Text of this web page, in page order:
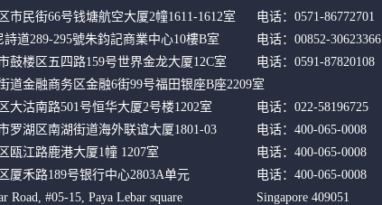
市民街66号钱塘航空大厦2幢1611-1612室
电话：0571-86772701
道289-295號朱鈞記商業中心10樓B室
电话：00852-30623366
鼓楼区五四路159号世界金龙大厦12C室
电话：0591-87820108
道金融商务区金融6街99号福田银座B座2209室
电话：0579-85268401
大沽南路501号恒华大厦2号楼1202室
电话：022-58196725
罗湖区南湖街道海外联谊大厦1801-03
电话：400-065-0008
瓯江路鹿港大厦1幢 1207室
电话：400-065-0008
厦禾路189号银行中心2803A单元
电话：400-065-0008
Road, #05-15, Paya Lebar square
Singapore 409051